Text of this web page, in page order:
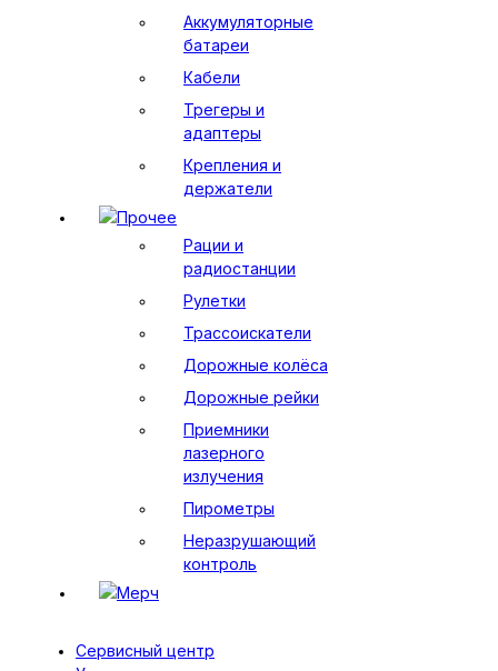
Аккумуляторные
батареи
Кабели
Трегеры и
адаптеры
Крепления и
держатели
Прочее
Рации и
радиостанции
Рулетки
Трассоискатели
Дорожные колёса
Дорожные рейки
Приемники
лазерного
излучения
Пирометры
Неразрушающий
контроль
Мерч
Сервисный центр